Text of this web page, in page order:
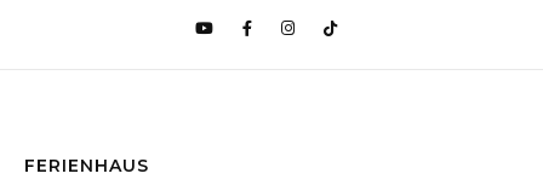
FERIENHAUS